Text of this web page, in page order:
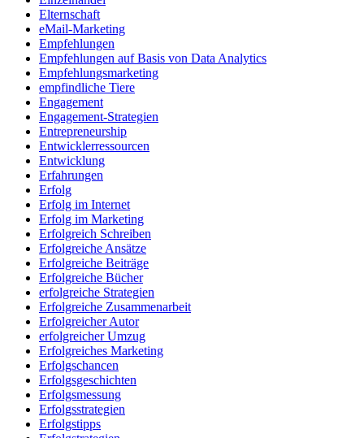
Elternschaft
eMail-Marketing
Empfehlungen
Empfehlungen auf Basis von Data Analytics
Empfehlungsmarketing
empfindliche Tiere
Engagement
Engagement-Strategien
Entrepreneurship
Entwicklerressourcen
Entwicklung
Erfahrungen
Erfolg
Erfolg im Internet
Erfolg im Marketing
Erfolgreich Schreiben
Erfolgreiche Ansätze
Erfolgreiche Beiträge
Erfolgreiche Bücher
erfolgreiche Strategien
Erfolgreiche Zusammenarbeit
Erfolgreicher Autor
erfolgreicher Umzug
Erfolgreiches Marketing
Erfolgschancen
Erfolgsgeschichten
Erfolgsmessung
Erfolgsstrategien
Erfolgstipps